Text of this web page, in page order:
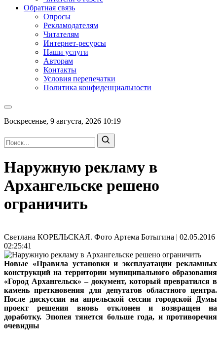
Обратная связь
Опросы
Рекламодателям
Читателям
Интернет-ресурсы
Наши услуги
Авторам
Контакты
Условия перепечатки
Политика конфиденциальности
Воскресенье, 9 августа, 2026 10:19
Наружную рекламу в
Архангельске решено
ограничить
Светлана КОРЕЛЬСКАЯ. Фото Артема Ботыгина | 02.05.2016
02:25:41
Новые «Правила установки и эксплуатации рекламных
конструкций на территории муниципального образования
«Город Архангельск» – документ, который превратился в
камень преткновения для депутатов областного центра.
После дискуссии на апрельской сессии городской Думы
проект решения вновь отклонен и возвращен на
доработку. Эпопея тянется больше года, и противоречия
очевидны